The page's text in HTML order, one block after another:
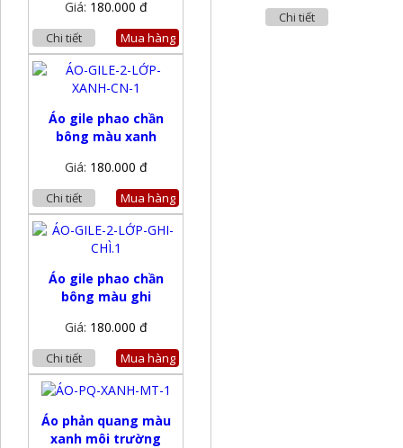
Chi tiết
Giá: 180.000 đ
Chi tiết Mua hàng
Áo gile phao chần
bông màu xanh
Giá: 180.000 đ
Chi tiết Mua hàng
Áo gile phao chần
bông màu ghi
Giá: 180.000 đ
Chi tiết Mua hàng
Áo phản quang màu
xanh môi trường